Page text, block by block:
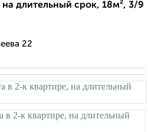
длительный срок, 18м², 3/9
22